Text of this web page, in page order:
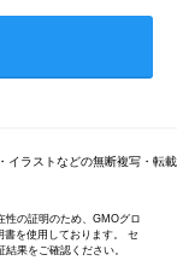
イラストなどの無断複写・転載
性の証明のため、GMOグロ
を使用しております。 セ
果をご確認ください。